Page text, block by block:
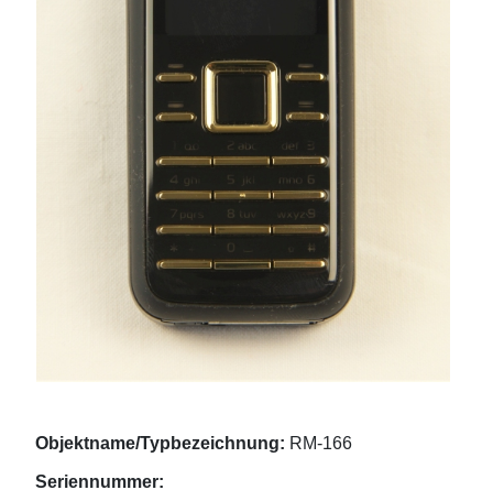
Objektname/Typbezeichnung: RM-166
Seriennummer: